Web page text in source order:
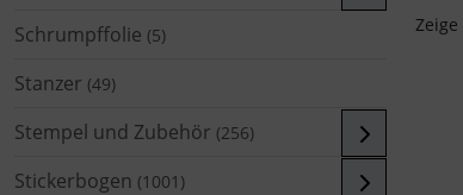
Schrumpffolie (5)
Stanzer (49)
Stempel und Zubehör (256)
Stickerbogen (1001)
Zeige